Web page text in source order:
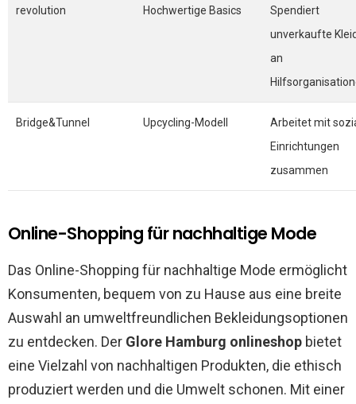
revolution Hochwertige Basics
Spendiert
unverkaufte
an
Bridge&Tunnel Upcycling-Modell
Arbeitet mit
Einrichtungen
zusammen
Online-Shopping für nachhaltige Mode
Das Online-Shopping für nachhaltige Mode ermöglicht
Konsumenten, bequem von zu Hause aus eine breite
Auswahl an umweltfreundlichen Bekleidungsoptionen
zu entdecken. Der Glore Hamburg onlineshop bietet
eine Vielzahl von nachhaltigen Produkten, die ethisch
produziert werden und die Umwelt schonen. Mit einer